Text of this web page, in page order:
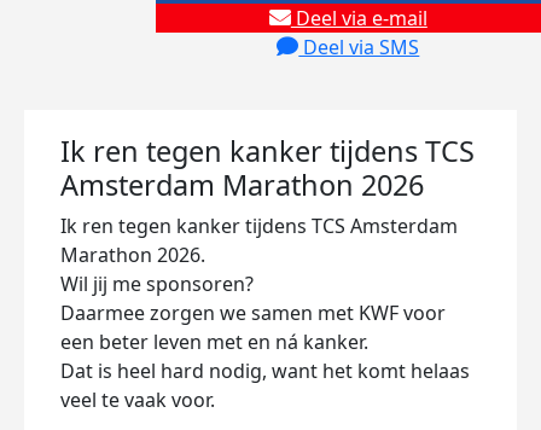
Deel via e-mail
Deel via SMS
Ik ren tegen kanker tijdens TCS
Amsterdam Marathon 2026
Ik ren tegen kanker tijdens TCS Amsterdam
Marathon 2026.
Wil jij me sponsoren?
Daarmee zorgen we samen met KWF voor
een beter leven met en ná kanker.
Dat is heel hard nodig, want het komt helaas
veel te vaak voor.